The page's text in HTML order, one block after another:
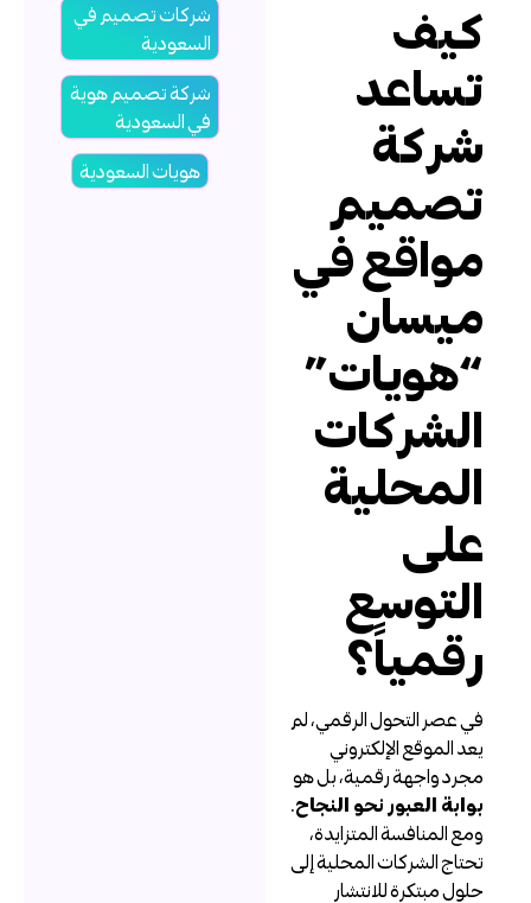
كيف
تساعد
شركة
تصميم
مواقع في
ميسان
“هويات”
الشركات
المحلية
على
التوسع
رقمياً؟
في عصر التحول الرقمي، لم
يعد الموقع الإلكتروني
مجرد واجهة رقمية، بل هو
بوابة العبور نحو النجاح.
ومع المنافسة المتزايدة،
تحتاج الشركات المحلية إلى
حلول مبتكرة للانتشار
شركات تصميم في
السعودية
شركة تصميم هوية
في السعودية
هويات السعودية